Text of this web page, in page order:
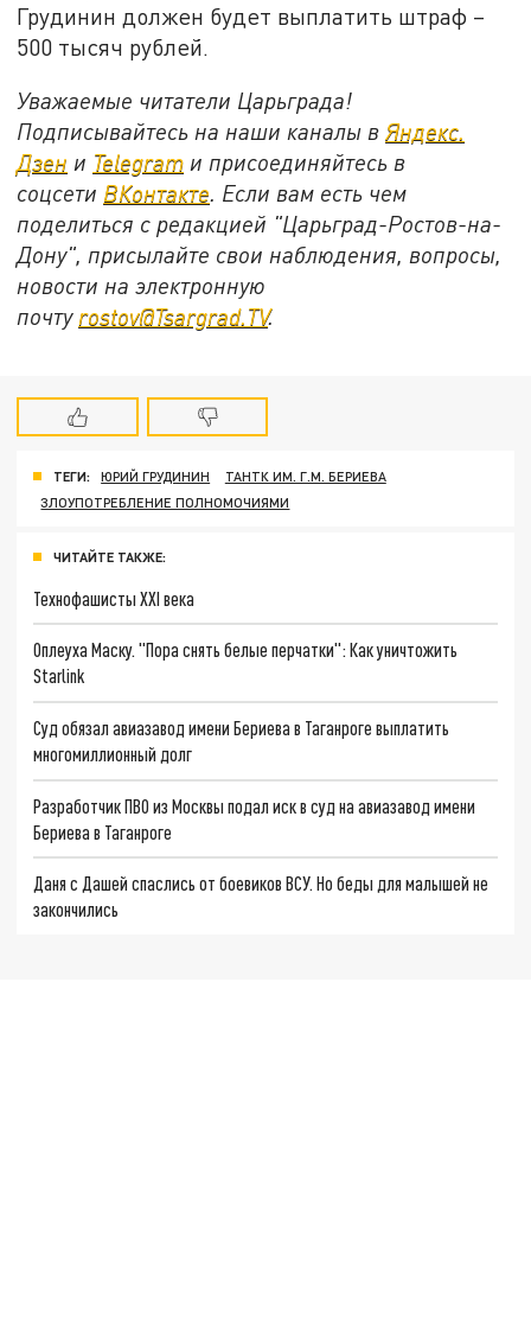
Грудинин должен будет выплатить штраф –
500 тысяч рублей.
Уважаемые читатели Царьграда!
Подписывайтесь на наши каналы вЯндекс.
Дзен и Telegram и присоединяйтесь в
соцсети ВКонтакте. Если вам есть чем
поделиться с редакцией "Царьград-Ростов-на-
Дону", присылайте свои наблюдения, вопросы,
новости на электронную
почту rostov@Tsargrad.ТV.
ТЕГИ: ЮРИЙ ГРУДИНИН
ТАНТК ИМ. Г.М. БЕРИЕВА
ЗЛОУПОТРЕБЛЕНИЕ ПОЛНОМОЧИЯМИ
ЧИТАЙТЕ ТАКЖЕ:
Технофашисты XXI века
Оплеуха Маску. "Пора снять белые перчатки": Как уничтожить
Starlink
Суд обязал авиазавод имени Бериева в Таганроге выплатить
многомиллионный долг
Разработчик ПВО из Москвы подал иск в суд на авиазавод имени
Бериева в Таганроге
Даня с Дашей спаслись от боевиков ВСУ. Но беды для малышей не
закончились